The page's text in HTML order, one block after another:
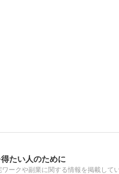
たい人のために